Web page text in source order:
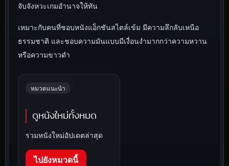
จับจังหวะเกมอำนาจให้ทัน
เหมาะกับคนที่ชอบหนังแอ็กชันสไตล์เข้ม มีความลึกลับเหนือ
ธรรมชาติ และชอบความมันแบบมีเงื่อนงำมากกว่าความหวาน
หรือความขาวดำ
หมวดแนะนำ
ดูหนังใหม่ทั้งหมด
รวมหนังใหม่อัปเดตล่าสุด
ไปยังหมวดนี้